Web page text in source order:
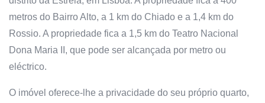
metros do Bairro Alto, a 1 km do Chiado e a 1,4 km do
Rossio. A propriedade fica a 1,5 km do Teatro Nacional
Dona Maria II, que pode ser alcançada por metro ou
eléctrico.
O imóvel oferece-lhe a privacidade do seu próprio quarto,